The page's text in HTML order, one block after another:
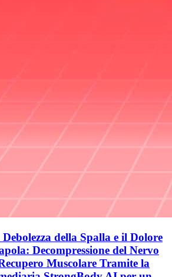
della Spalla e il Dolore
Decompressione del Nervo
Muscolare Tramite la